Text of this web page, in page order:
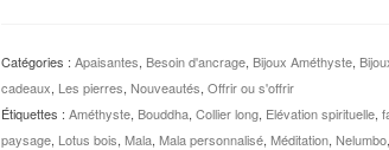
Catégories :Apaisantes, Besoin d'ancrage, Bijoux Améthyste,
cadeaux, Les pierres, Nouveautés,Offrir ou s'offrir
Étiquettes :Améthyste, Bouddha,Collier long, Elévation spirituelle,
paysage, Lotus bois,Mala,Mala personnalisé,Méditation, Nelumbo